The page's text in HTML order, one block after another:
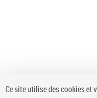
Ce site utilise des cookies et